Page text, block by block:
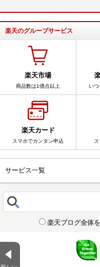
楽天のグループサービス
楽天市場
商品数は1億点以上 い
楽天カード
スマホでカンタン申込
サービス一覧
楽天ブログ全体